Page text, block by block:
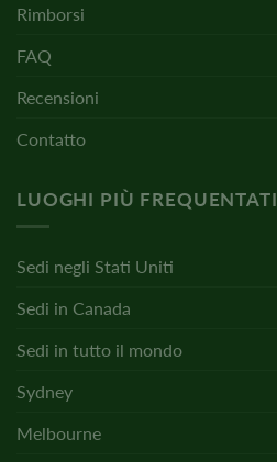
Rimborsi
FAQ
Recensioni
Contatto
LUOGHI PIÙ FREQUENTATI
Sedi negli Stati Uniti
Sedi in Canada
Sedi in tutto il mondo
Sydney
Melbourne